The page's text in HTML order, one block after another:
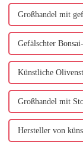
Großhandel mit
Gefälschter
Künstliche
Großhandel mit
Hersteller von